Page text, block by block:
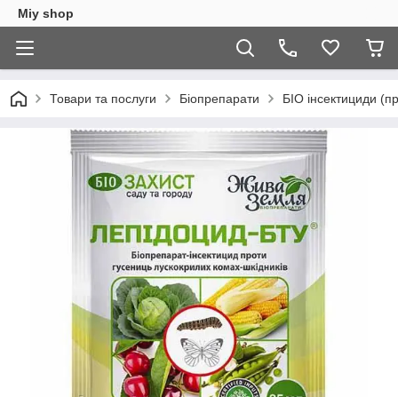
Miy shop
Товари та послуги Біопрепарати БІО інсектициди